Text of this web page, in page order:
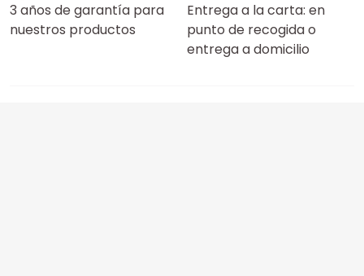
3 años de garantía para
nuestros productos
Entrega a la carta: en
punto de recogida o
entrega a domicilio